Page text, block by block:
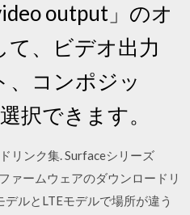
output」のオ
て、ビデオ出力
、コンポジッ
択できます。
リンク集. Surfaceシリーズ
ァームウェアのダウンロードリ
ルとLTEモデルで場所が違う